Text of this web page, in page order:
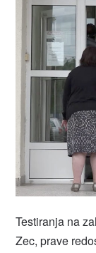
Testiranja na
Zec, prave